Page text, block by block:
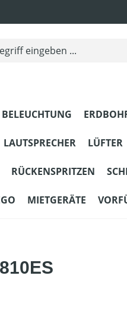
BELEUCHTUNG
LAUTSPRECHER LÜFTER
RÜCKENSPRITZEN
MIETGERÄTE